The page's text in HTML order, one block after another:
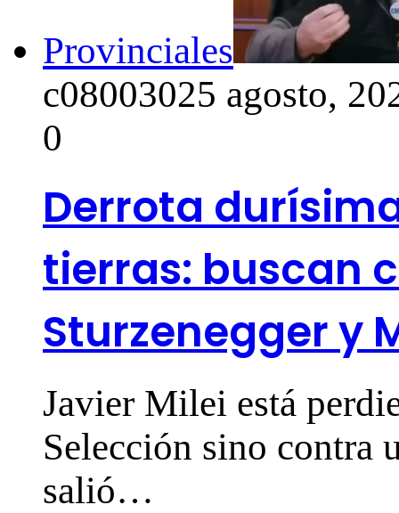
Provinciales
c08003025 agosto,
0
Derrota
tierras: buscan
Sturzenegger y
Javier Milei está
Selección sino contra
salió…